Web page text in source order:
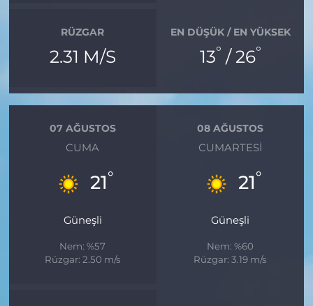
RÜZGAR
2.31 M/S
EN DÜŞÜK / EN YÜKSEK
13° / 26°
07 AĞUSTOS
CUMA
21°
Güneşli
Nem: %57
Rüzgar: 2.50 m/s
08 AĞUSTOS
CUMARTESI
21°
Güneşli
Nem: %60
Rüzgar: 3.19 m/s